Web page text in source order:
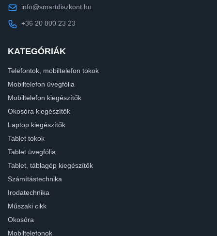
info@smartdiszkont.hu
+36 20 800 23 23
KATEGÓRIÁK
Telefontok, mobiltelefon tokok
Mobiltelefon üvegfólia
Mobiltelefon kiegészítők
Okosóra kiegészítők
Laptop kiegészítők
Tablet tokok
Tablet üvegfólia
Tablet, táblagép kiegészítők
Számítástechnika
Irodatechnika
Műszaki cikk
Okosóra
Mobiltelefonok